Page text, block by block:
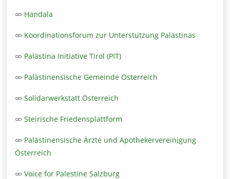
Handala
Koordinationsforum zur Unterstützung Palästinas
Palästina Initiative Tirol (PIT)
Palästinensische Gemeinde Österreich
Solidarwerkstatt Österreich
Steirische Friedensplattform
Palästinensische Ärzte und Apothekervereinigung
Österreich
Voice for Palestine Salzburg